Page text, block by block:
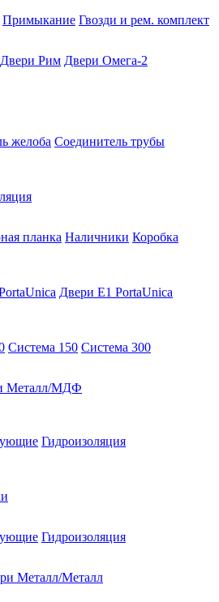
Примыкание Гвозди и рем. комплект
Двери Рим Двери Омега-2
желоба Соединитель трубы
планка Наличники Коробка
Двери E1 PortaUnica
Система 150 Система 300
Металл/МДФ
Гидроизоляция
Гидроизоляция
Металл/Металл